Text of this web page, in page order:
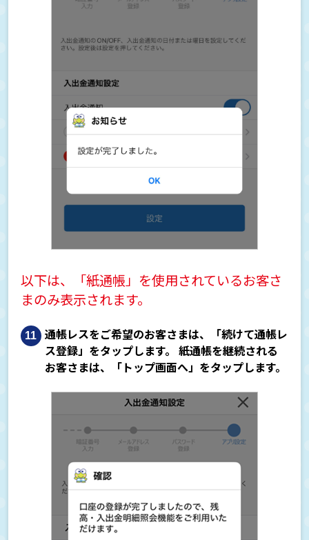
以下は、「紙通帳」を使用されているお客さ
まのみ表示されます。
通帳レスをご希望のお客さまは、「続けて通帳レ
ス登録」をタップします。 紙通帳を継続される
お客さまは、「トップ画面へ」をタップします。